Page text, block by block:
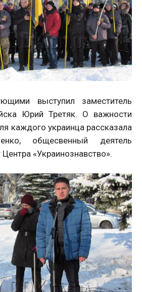
выступил заместитель
Юрий Третяк. О важности
каждого украинца рассказала
общесвенный деятель
«Украинознавство».